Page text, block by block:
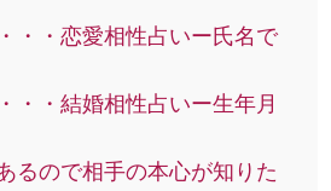
・・恋愛相性占いー氏名で
・・結婚相性占いー生年月
るので相手の本心が知りた